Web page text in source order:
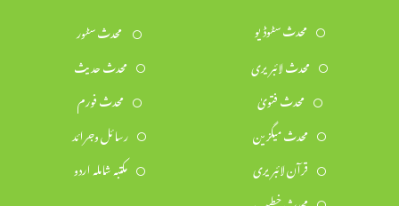
محدث سٹوڈیو
محدث سٹور
محدث لائبریری
محدث حدیث
محدث فتویٰ
محدث فورم
محدث میگزین
رسائل وجرائد
قرآن لائبریری
مکتبہ شاملہ اردو